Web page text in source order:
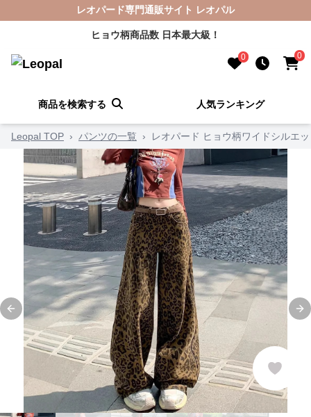
レオパード専門通販サイト レオパル
ヒョウ柄商品数 日本最大級！
0 0
商品を検索する 人気ランキング
Leopal TOP › パンツの一覧 › レオパード ヒョウ柄ワイドシルエ
Previous slide